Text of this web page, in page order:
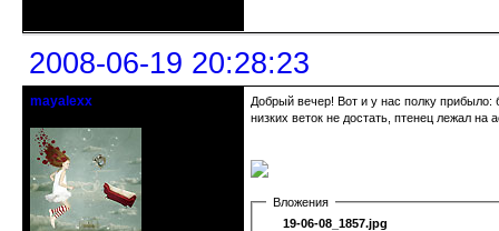
2008-06-19 20:28:23
mayalexx
Добрый вечер! Вот и у нас полку прибыло:
низких веток не достать, птенец лежал
Вложения
19-06-08_1857.jpg